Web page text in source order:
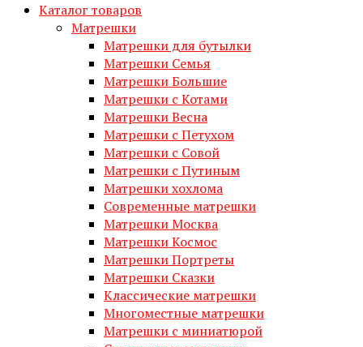
Каталог товаров
Матрешки
Матрешки для бутылки
Матрешки Семья
Матрешки Большие
Матрешки с Котами
Матрешки Весна
Матрешки с Петухом
Матрешки с Совой
Матрешки с Путиным
Матрешки хохлома
Современные матрешки
Матрешки Москва
Матрешки Космос
Матрешки Портреты
Матрешки Сказки
Классические матрешки
Многоместные матрешки
Матрешки с миниатюрой